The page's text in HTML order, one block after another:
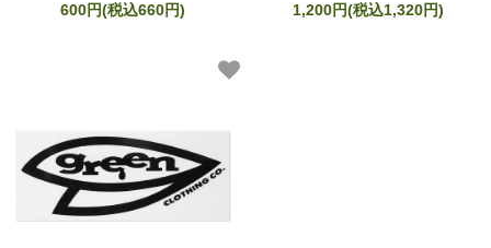
600円(税込660円) 1,200円(税込1,320円)